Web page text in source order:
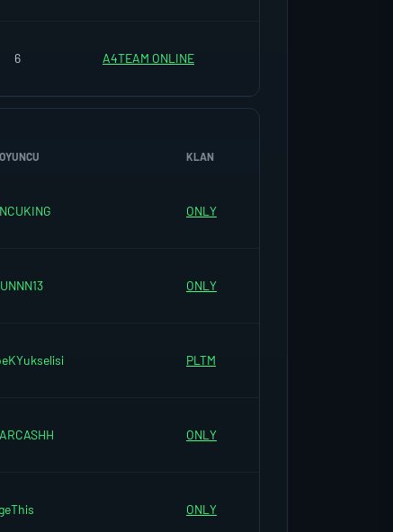
6 A4TEAM ONLINE
KLAN
ONLY
ONLY
PLTM
ONLY
ONLY